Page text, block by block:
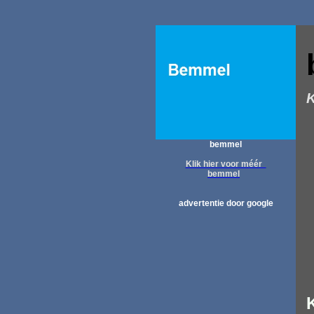
bemmel
Klik hier voor méér
bemmel
advertentie door google